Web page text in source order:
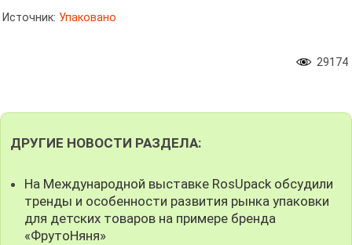
Источник: Упаковано
29174
ДРУГИЕ НОВОСТИ РАЗДЕЛА:
На Международной выставке RosUpack обсудили
тренды и особенности развития рынка упаковки
для детских товаров на примере бренда
«ФрутоНяня»